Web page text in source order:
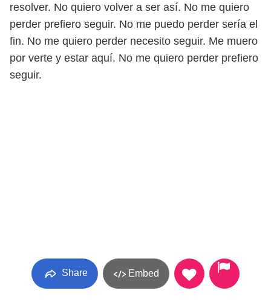
resolver. No quiero volver a ser así. No me quiero
perder prefiero seguir. No me puedo perder sería el
fin. No me quiero perder necesito seguir. Me muero
por verte y estar aquí. No me quiero perder prefiero
seguir.
Share Embed